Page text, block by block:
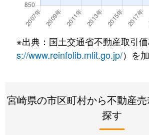
姫城町
5,000万円
平江町
470万円
広原町
2,400万円
700万円
※出典：国土交通省不動産取引
s://www.reinfolib.mlit.go.jp/）を
宮崎県の市区町村から不動産
探す